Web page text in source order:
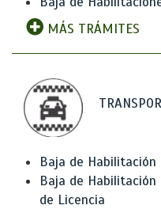
MÁS TRÁMITES
Baja de Habilitación
Baja de
de Licencia